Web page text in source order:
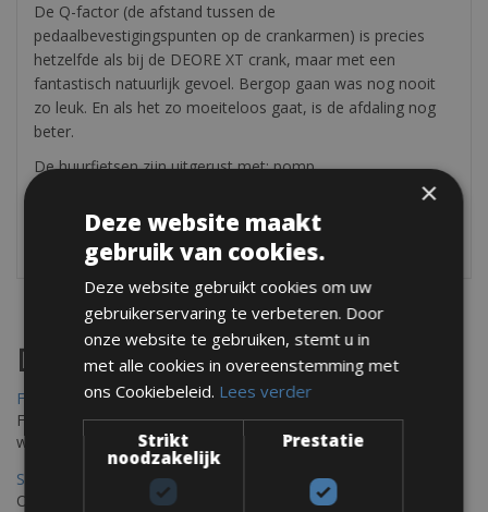
De Q-factor (de afstand tussen de
pedaalbevestigingspunten op de crankarmen) is precies
hetzelfde als bij de DEORE XT crank, maar met een
fantastisch natuurlijk gevoel. Bergop gaan was nog nooit
zo leuk. En als het zo moeiteloos gaat, is de afdaling nog
beter.
De huurfietsen zijn uitgerust met: pomp,
bandenreparatieset, bidonhouder & CO2-cilinder. Gratis
bezorging in heel Toscane en Umbrië. Optioneel : helm,
pedalen & GPS.
Destinations
Frejus Fietsverhuur
Fréjus en Saint-Raphaël liggen aan de Middellandse Zee en
worden omringd door het Massif de l'Esterel
Saint Raphael Fietsverhuur
Ontdek Saint Raphael, gelegen in het prachtige Var op uw fiets
×
Deze website maakt
gebruik van cookies.
Deze website gebruikt cookies om uw
gebruikerservaring te verbeteren. Door
onze website te gebruiken, stemt u in
met alle cookies in overeenstemming met
ons Cookiebeleid. Lees verder
Strikt
noodzakelijk
Prestatie